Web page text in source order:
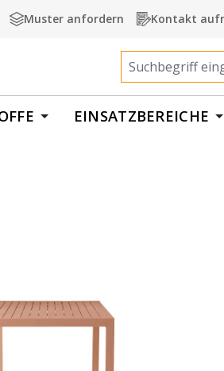
Muster anfordern Kontakt
EINSATZBEREICHE